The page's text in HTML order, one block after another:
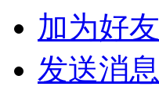
加为好友
发送消息